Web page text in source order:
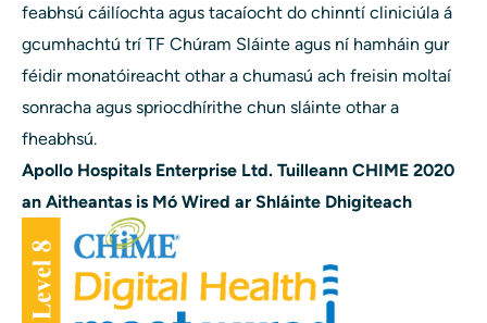
feabhsú cáilíochta agus tacaíocht do chinntí cliniciúla á
gcumhachtú trí TF Chúram Sláinte agus ní hamháin gur
féidir monatóireacht othar a chumasú ach freisin moltaí
sonracha agus spriocdhírithe chun sláinte othar a
fheabhsú.
Apollo Hospitals Enterprise Ltd. Tuilleann CHIME 2020
an Aitheantas is Mó Wired ar Shláinte Dhigiteach